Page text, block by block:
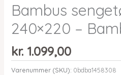
Bambus
240×220 –
kr.1.099,00
Varenummer (SKU): 0bdba1458308